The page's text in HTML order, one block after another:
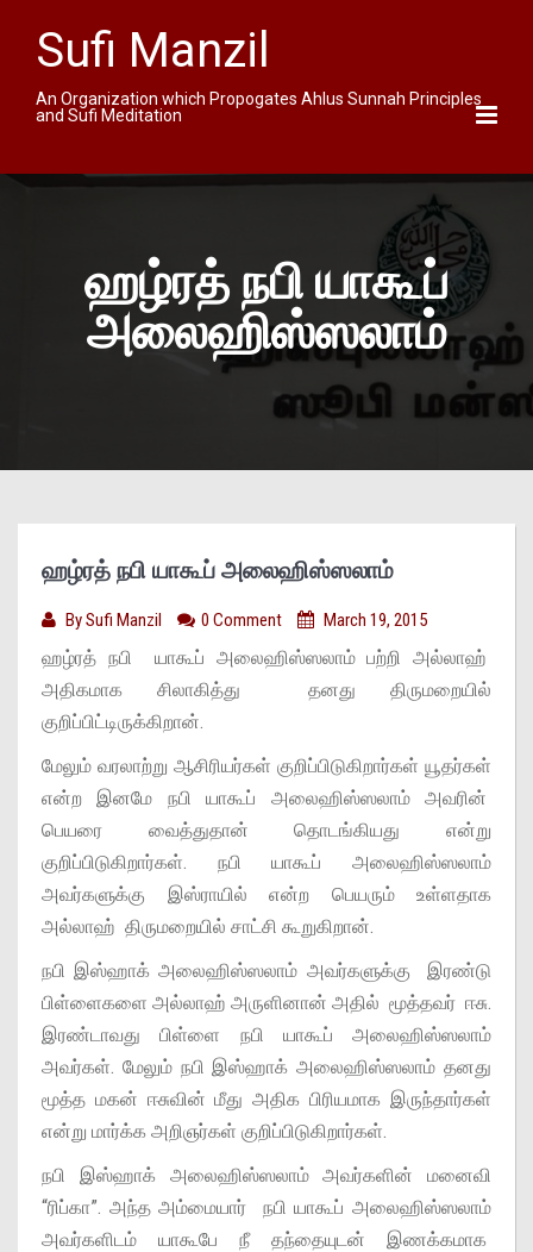
Sufi Manzil
An Organization which Propogates Ahlus Sunnah Principles
and Sufi Meditation
ஹழ்ரத் நபி யாகூப்
அலைஹிஸ்ஸலாம்
ஹழ்ரத் நபி யாகூப் அலைஹிஸ்ஸலாம்
BySufi Manzil 0 Comment March 19, 2015
ஹழ்ரத் நபி யாகூப் அலைஹிஸ்ஸலாம் பற்றி அல்லாஹ்
அதிகமாக சிலாகித்து தனது திருமறையில்
குறிப்பிட்டிருக்கிறான்.
மேலும் வரலாற்று ஆசிரியர்கள் குறிப்பிடுகிறார்கள் யூதர்கள்
என்ற இனமே நபி யாகூப் அலைஹிஸ்ஸலாம் அவரின்
பெயரை வைத்துதான் தொடங்கியது என்று
குறிப்பிடுகிறார்கள். நபி யாகூப் அலைஹிஸ்ஸலாம்
அவர்களுக்கு இஸ்ராயில் என்ற பெயரும் உள்ளதாக
அல்லாஹ் திருமறையில் சாட்சி கூறுகிறான்.
நபி இஸ்ஹாக் அலைஹிஸ்ஸலாம் அவர்களுக்கு இரண்டு
பிள்ளைகளை அல்லாஹ் அருளினான் அதில் மூத்தவர் ஈசு.
இரண்டாவது பிள்ளை நபி யாகூப் அலைஹிஸ்ஸலாம்
அவர்கள். மேலும் நபி இஸ்ஹாக் அலைஹிஸ்ஸலாம் தனது
மூத்த மகன் ஈசுவின் மீது அதிக பிரியமாக இருந்தார்கள்
என்று மார்க்க அறிஞர்கள் குறிப்பிடுகிறார்கள்.
நபி இஸ்ஹாக் அலைஹிஸ்ஸலாம் அவர்களின் மனைவி
“ரிப்கா”. அந்த அம்மையார் நபி யாகூப் அலைஹிஸ்ஸலாம்
அவர்களிடம் யாகூபே நீ தந்தையுடன் இணக்கமாக